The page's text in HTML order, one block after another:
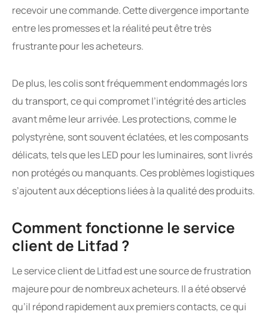
recevoir une commande. Cette divergence importante
entre les promesses et la réalité peut être très
frustrante pour les acheteurs.
De plus, les colis sont fréquemment endommagés lors
du transport, ce qui compromet l’intégrité des articles
avant même leur arrivée. Les protections, comme le
polystyrène, sont souvent éclatées, et les composants
délicats, tels que les LED pour les luminaires, sont livrés
non protégés ou manquants. Ces problèmes logistiques
s’ajoutent aux déceptions liées à la qualité des produits.
Comment fonctionne le service
client de Litfad ?
Le service client de Litfad est une source de frustration
majeure pour de nombreux acheteurs. Il a été observé
qu’il répond rapidement aux premiers contacts, ce qui